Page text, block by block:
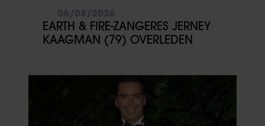
EARTH & FIRE-ZANGERES JERNEY
KAAGMAN (79) OVERLEDEN